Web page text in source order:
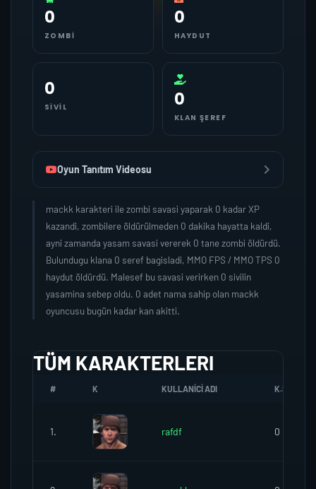
0
ZOMBI
0
HAYDUT
0
SIVIL 0
KLAN ŞEREF
Oyun Tanıtım Videosu
mackk karakteri ile zombi savasi yaparak 0 kadar XP
kazandi, zombilere öldürülmeden 0 dakika hayatta kaldi,
ayni zamanda yasam savasi vererek 0 tane zombi öldürdü.
Bulundugu klana 0 seref bagisladi, MMO FPS / MMO TPS 0
haydut öldürdü. Malesef bu savasi verirken 0 sivilin
yasamina sebep oldu. 0 adet nama sahip olan mackk
oyuncusu bugün kadar kan akitti.
TÜM KARAKTERLERI
# K KULLANICI ADI K.SEREFI
1. rafdf 0